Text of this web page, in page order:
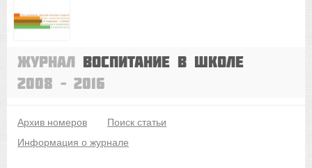
Журнал Воспитание в школе
2008 – 2016
Архив номеров
Поиск статьи
Информация о журнале